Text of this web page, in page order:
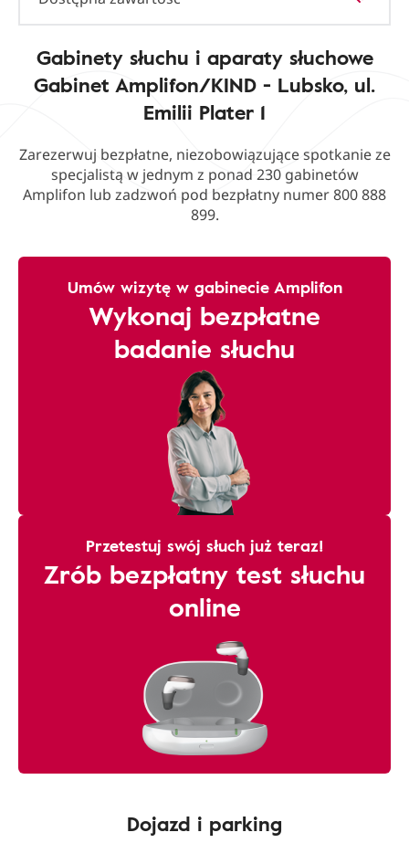
Gabinety słuchu i aparaty słuchowe
Gabinet Amplifon/KIND - Lubsko, ul.
Emilii Plater 1
Zarezerwuj bezpłatne, niezobowiązujące spotkanie ze
specjalistą w jednym z ponad 230 gabinetów
Amplifon lub zadzwoń pod bezpłatny numer 800 888
899.
Umów wizytę w gabinecie Amplifon
Wykonaj bezpłatne
badanie słuchu
Przetestuj swój słuch już teraz!
Zrób bezpłatny test słuchu
online
Dojazd i parking